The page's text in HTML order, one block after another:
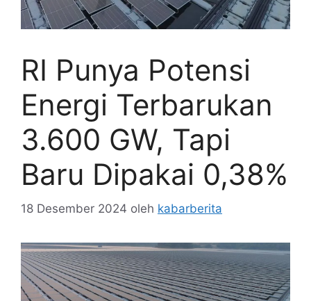
RI Punya Potensi
Energi Terbarukan
3.600 GW, Tapi
Baru Dipakai 0,38%
18 Desember 2024 oleh kabarberita